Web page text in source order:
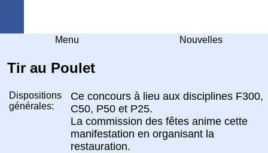
Menu Nouvelles
Tir au Poulet
Dispositions
générales:
Ce concours à lieu aux disciplines F300,
C50, P50 et P25.
La commission des fêtes anime cette
manifestation en organisant la
restauration.